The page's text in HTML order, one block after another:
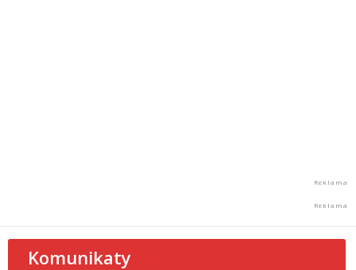
Komunikaty